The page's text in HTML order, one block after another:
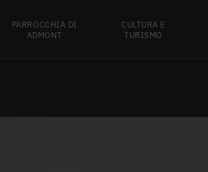
PARROCCHIA DI
ADMONT
CULTURA E
TURISMO